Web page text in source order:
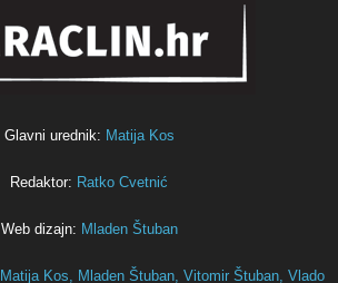
Glavni urednik: Matija Kos
Redaktor: Ratko Cvetnić
Web dizajn: Mladen Štuban
Matija Kos, Mladen Štuban, Vitomir Štuban, Vlado